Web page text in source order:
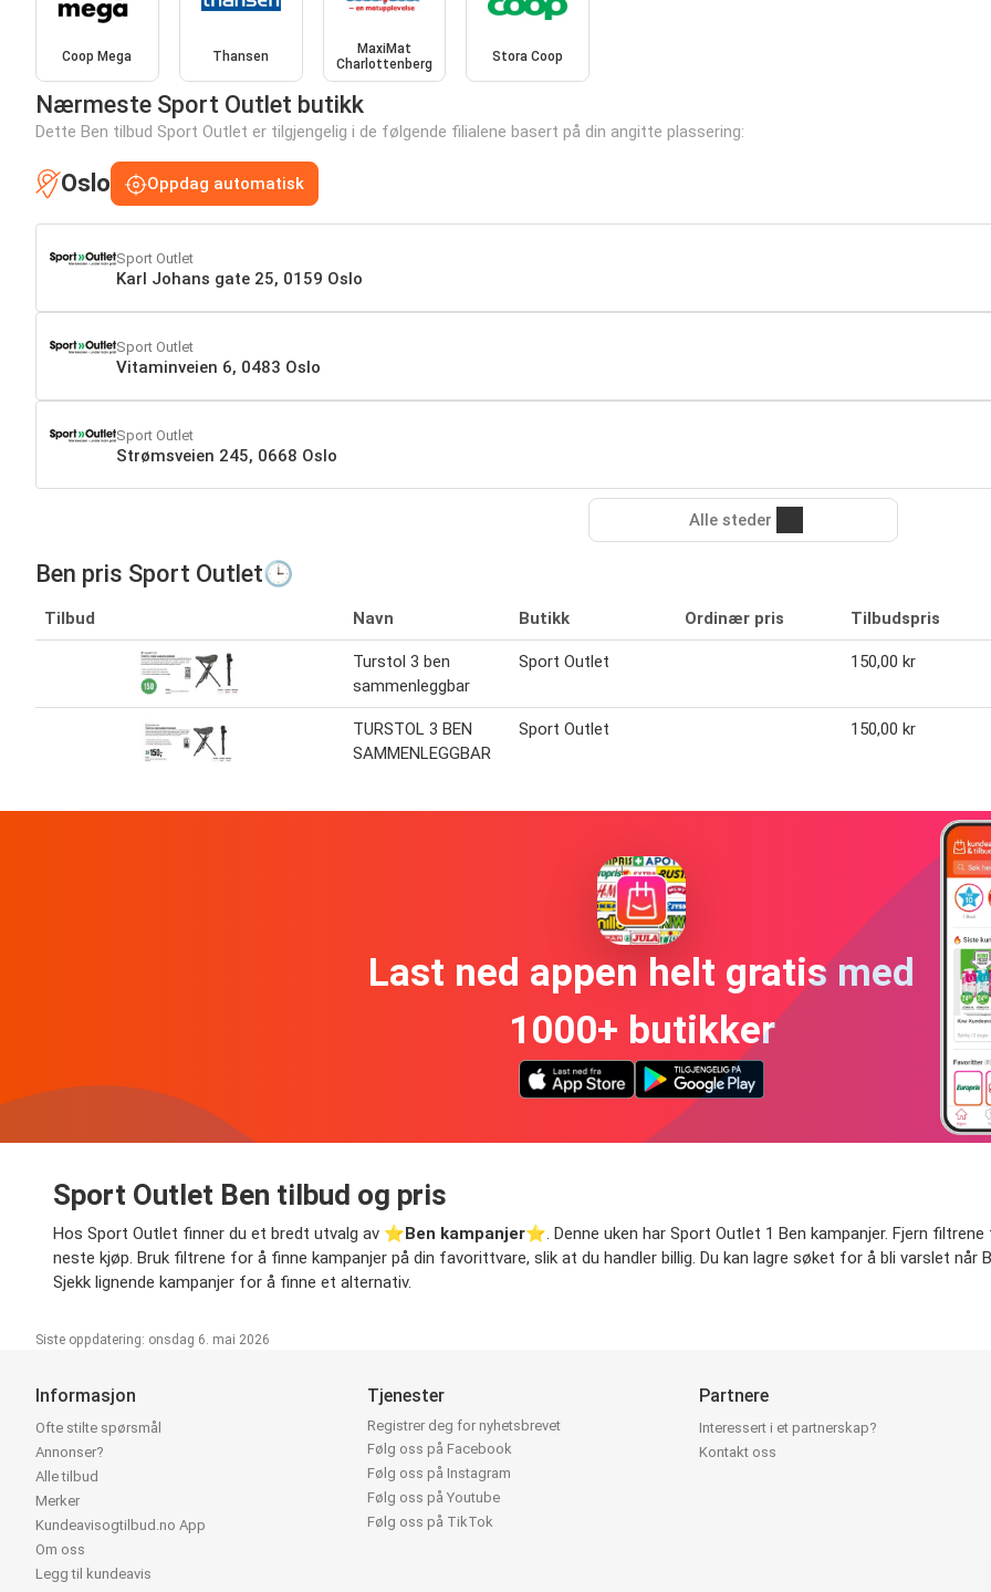
Coop Mega Thansen
MaxiMat
Charlottenberg
Stora Coop
Nærmeste Sport Outlet butikk
Dette Ben tilbud Sport Outlet er tilgjengelig i de følgende filialene basert på din angitte plassering:
Oslo Oppdag automatisk
Sport Outlet
Karl Johans gate 25, 0159 Oslo
Sport Outlet
Vitaminveien 6, 0483 Oslo
Sport Outlet
Strømsveien 245, 0668 Oslo
Alle steder
Ben pris Sport Outlet🕒
Tilbud Navn Butikk Ordinær pris Tilbudspris
Turstol 3 ben
sammenleggbar
Sport Outlet 150,00 kr
TURSTOL 3 BEN
SAMMENLEGGBAR
Sport Outlet 150,00 kr
Last ned appen helt gratis med
1000+ butikker
Sport Outlet Ben tilbud og pris
Hos Sport Outlet finner du et bredt utvalg av ⭐️Ben kampanjer⭐️. Denne uken har Sport Outlet 1 Ben kampanjer. Fjern
neste kjøp. Bruk filtrene for å finne kampanjer på din favorittvare, slik at du handler billig. Du kan lagre søket for å bli varslet når
Sjekk lignende kampanjer for å finne et alternativ.
Siste oppdatering: onsdag 6. mai 2026
Informasjon
Ofte stilte spørsmål
Annonser?
Alle tilbud
Merker
Kundeavisogtilbud.no App
Om oss
Legg til kundeavis
Tjenester
Registrer deg for nyhetsbrevet
Følg oss på Facebook
Følg oss på Instagram
Følg oss på Youtube
Følg oss på TikTok
Partnere
Interessert i et partnerskap?
Kontakt oss